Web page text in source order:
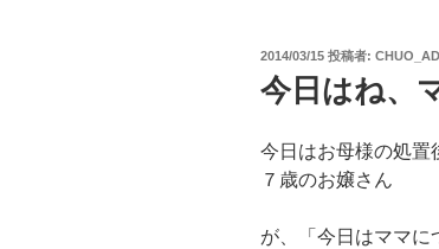
投
日:
2014/03/15 投稿者:
今日はね、
今日はお母様の処置
７歳のお嬢さん
が、「今日はママに